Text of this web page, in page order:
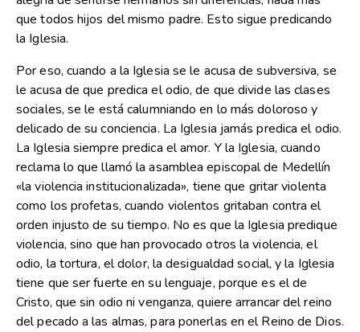
que todos hijos del mismo padre. Esto sigue predicando
la Iglesia.
Por eso, cuando a la Iglesia se le acusa de subversiva, se
le acusa de que predica el odio, de que divide las clases
sociales, se le está calumniando en lo más doloroso y
delicado de su conciencia. La Iglesia jamás predica el odio.
La Iglesia siempre predica el amor. Y la Iglesia, cuando
reclama lo que llamó la asamblea episcopal de Medellín
«la violencia institucionalizada», tiene que gritar violenta
como los profetas, cuando violentos gritaban contra el
orden injusto de su tiempo. No es que la Iglesia predique
violencia, sino que han provocado otros la violencia, el
odio, la tortura, el dolor, la desigualdad social, y la Iglesia
tiene que ser fuerte en su lenguaje, porque es el de
Cristo, que sin odio ni venganza, quiere arrancar del reino
del pecado a las almas, para ponerlas en el Reino de Dios.